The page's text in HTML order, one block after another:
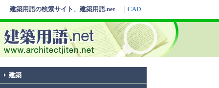
建築用語の検索サイト、建築用語.net CAD
建築